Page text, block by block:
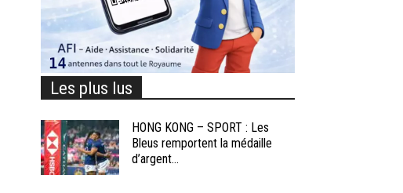
Les plus lus
HONG KONG – SPORT : Les
Bleus remportent la médaille
d’argent...